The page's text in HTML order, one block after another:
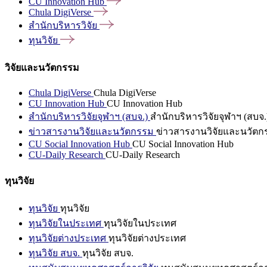
Chula DigiVerse
สำนักบริหารวิจัย
ทุนวิจัย
วิจัยและนวัตกรรม
Chula DigiVerse Chula DigiVerse
CU Innovation Hub CU Innovation Hub
สำนักบริหารวิจัยจุฬาฯ (สบจ.) สำนักบริหารวิจัยจุฬาฯ (สบจ
ข่าวสารงานวิจัยและนวัตกรรม ข่าวสารงานวิจัยและนวัตก
CU Social Innovation Hub CU Social Innovation Hub
CU-Daily Research CU-Daily Research
ทุนวิจัย
ทุนวิจัย ทุนวิจัย
ทุนวิจัยในประเทศ ทุนวิจัยในประเทศ
ทุนวิจัยต่างประเทศ ทุนวิจัยต่างประเทศ
ทุนวิจัย สบจ. ทุนวิจัย สบจ.